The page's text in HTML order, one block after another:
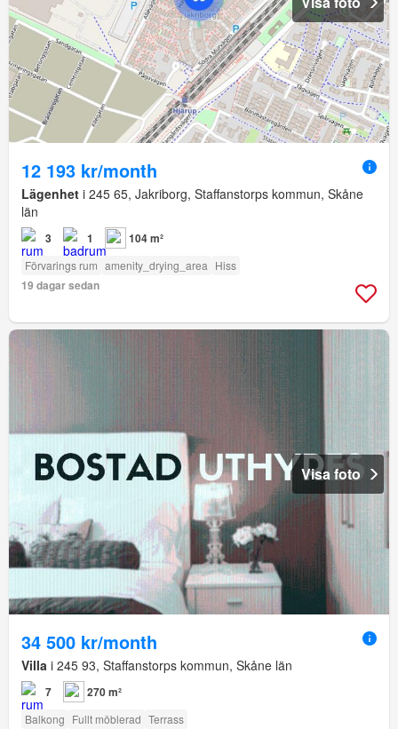
12 193 kr/month
Lägenhet i 245 65, Jakriborg, Staffanstorps kommun, Skåne
län
3 1 104 m²
Förvarings rum amenity_drying_area Hiss
19 dagar sedan
Visa foto
34 500 kr/month
Villa i 245 93, Staffanstorps kommun, Skåne län
7 270 m²
Balkong Fullt möblerad Terrass